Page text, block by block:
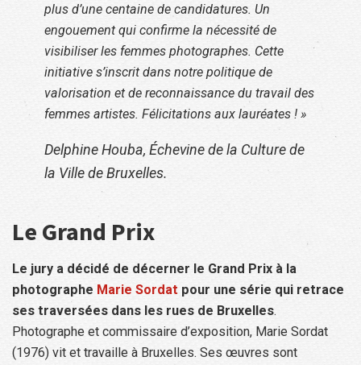
plus d’une centaine de candidatures. Un
engouement qui confirme la nécessité de
visibiliser les femmes photographes. Cette
initiative s’inscrit dans notre politique de
valorisation et de reconnaissance du travail des
femmes artistes. Félicitations aux lauréates ! »
Delphine Houba, Échevine de la Culture de
la Ville de Bruxelles.
Le Grand Prix
Le jury a décidé de décerner le Grand Prix à la
photographe Marie Sordat pour une série qui retrace
ses traversées dans les rues de Bruxelles.
Photographe et commissaire d’exposition, Marie Sordat
(1976) vit et travaille à Bruxelles. Ses œuvres sont